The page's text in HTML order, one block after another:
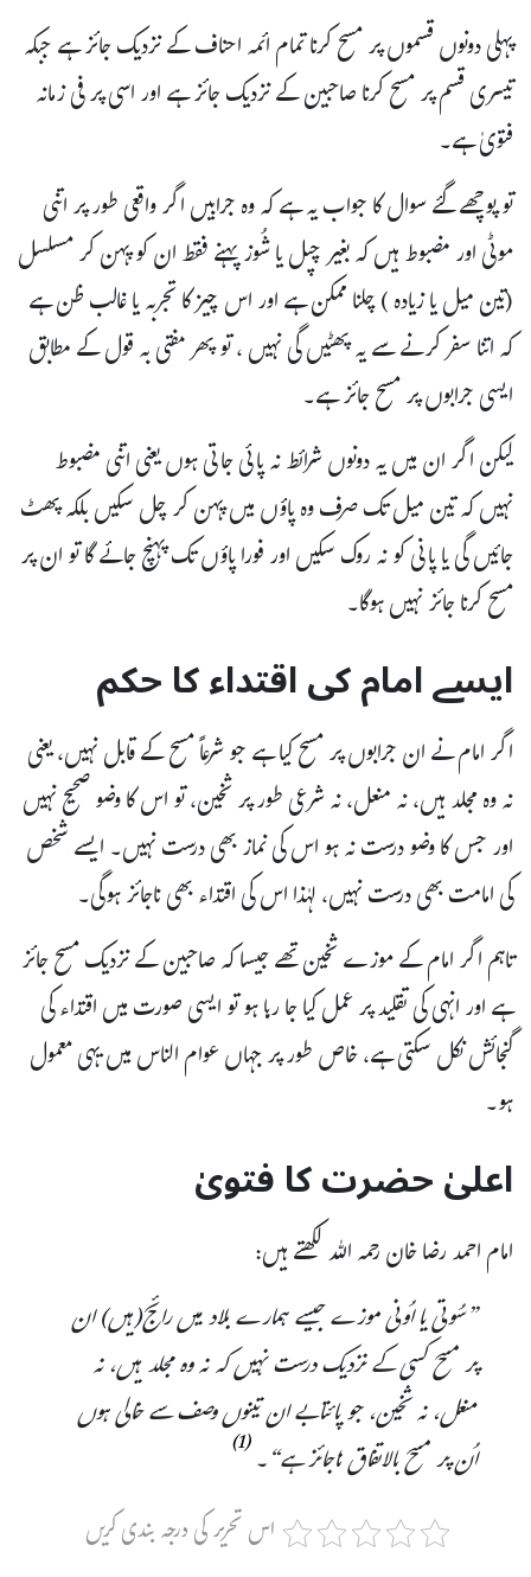
پہلی دونوں قسموں پر مسح کرنا تمام ائمہ احناف کے نزدیک جائز ہے جبکہ
تیسری قسم پر مسح کرنا صاحبین کے نزدیک جائز ہے اور اسی پر فی زمانہ
فتویٰ ہے۔
تو پوچھے گئے سوال کا جواب یہ ہے کہ وہ جرابیں اگر واقعی طور پر اتنی
موٹی اور مضبوط ہیں کہ بغیر چپل یا شُوز پہنے فقط ان کو پہن کر مسلسل
(تین میل یا زیادہ ) چلنا ممکن ہے اور اس چیز کا تجربہ یا غالب ظن ہے
کہ اتنا سفر کرنے سے یہ پھٹیں گی نہیں ، تو پھر مفتی بہ قول کے مطابق
ایسی جرابوں پر مسح جائز ہے۔
لیکن اگر ان میں یہ دونوں شرائط نہ پائی جاتی ہوں یعنی اتنی مضبوط
نہیں کہ تین میل تک صرف وہ پاؤں میں پہن کر چل سکیں بلکہ پھٹ
جائیں گی یا پانی کو نہ روک سکیں اور فورا پاؤں تک پہنچ جائے گا تو ان پر
مسح کرنا جائز نہیں ہوگا۔
ایسے امام کی اقتداء کا حکم
اگر امام نے ان جرابوں پر مسح کیا ہے جو شرعاً مسح کے قابل نہیں، یعنی
نہ وہ مجلد ہیں، نہ منعل، نہ شرعی طور پر ثخین، تو اس کا وضو صحیح نہیں
اور جس کا وضو درست نہ ہو اس کی نماز بھی درست نہیں۔ ایسے شخص
کی امامت بھی درست نہیں، لہٰذا اس کی اقتداء بھی ناجائز ہوگی۔
تاہم اگر امام کے موزے ثخین تھے جیسا کہ صاحبین کے نزدیک مسح جائز
ہے اور انہی کی تقلید پر عمل کیا جا رہا ہو تو ایسی صورت میں اقتداء کی
گنجائش نکل سکتی ہے، خاص طور پر جہاں عوام الناس میں یہی معمول
ہو۔
اعلیٰ حضرت کا فتویٰ
امام احمد رضا خان رحمہ اللہ لکھتے ہیں:
”سُوتی یا اُونی موزے جیسے ہمارے بلاد میں رائج(ہیں) ان
پر مسح کسی کے نزدیک درست نہیں کہ نہ وہ مجلد ہیں، نہ
منعل، نہ ثخین، جو پائتابے ان تینوں وصف سے خالی ہوں
اُن پر مسح بالاتفاق ناجائز ہے“۔(1)
اس تحریر کی درجہ بندی کریں